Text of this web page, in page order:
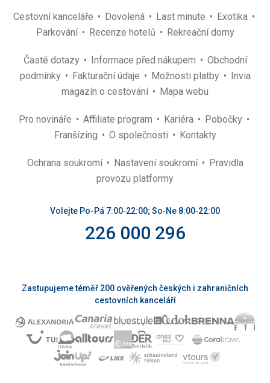
Cestovní kanceláře Dovolená Last minute
Exotika
Parkování
Recenze hotelů Rekreační domy
Časté dotazy Informace před nákupem
Obchodní
podmínky
Fakturační údaje Možnosti platby
Invia
magazín o cestování
Mapa webu
Pro novináře Affiliate program Kariéra
Pobočky
Franšízing
O společnosti Kontakty
Ochrana soukromí Nastavení soukromí
Pravidla
provozu platformy
Volejte Po-Pá 7:00‑22:00; So‑Ne 8:00‑22:00
226 000 296
Zastupujeme téměř 200 ověřených českých i zahraničních
cestovních kanceláří